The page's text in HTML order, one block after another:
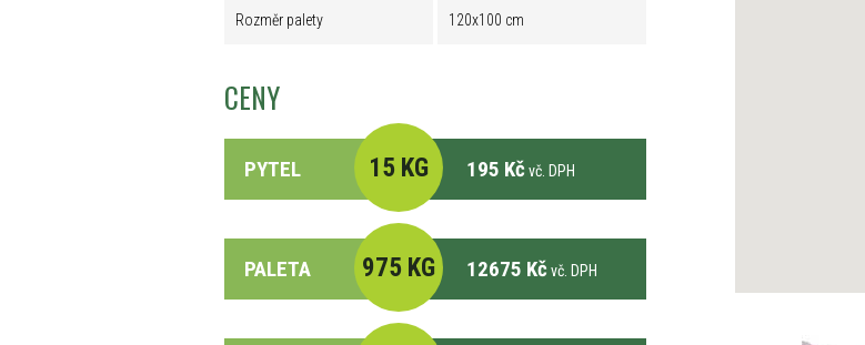
Rozměr palety 120x100 cm
CENY
PYTEL 15 KG 195 Kč vč. DPH
PALETA 975 KG 12675 Kč vč. DPH